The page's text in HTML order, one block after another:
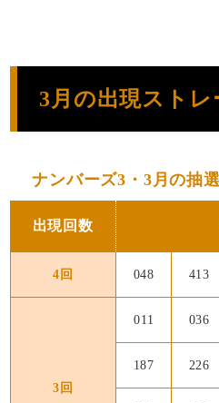
3月の出現ストレ
ナンバーズ3・3月の抽
出現回数
4回 048 413
3回
011 036
187 226